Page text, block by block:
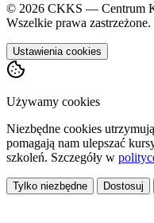
© 2026 CKKS — Centrum
Wszelkie prawa zastrzeżone.
Ustawienia cookies
Używamy cookies
Niezbędne cookies
pomagają nam ulepszać
szkoleń. Szczegóły w
Tylko niezbędne Dostosuj